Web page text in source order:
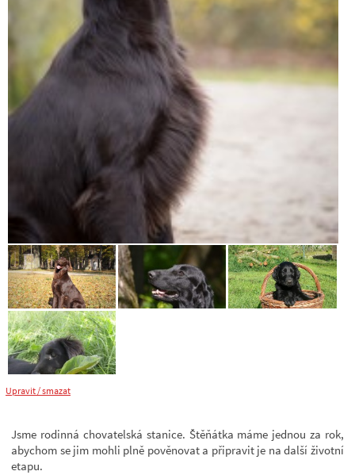
Upravit / smazat
Jsme rodinná chovatelská stanice. Štěňátka máme jednou za rok,
abychom se jim mohli plně pověnovat a připravit je na další životní
etapu.